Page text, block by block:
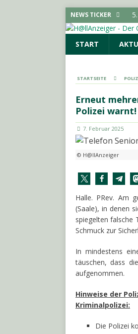
NEWS TICKER
START
STARTSEITE
Erneut
Polizei warnt!
7. Februar 2025
© H@llAnzeiger
Halle. PRev. Am
(Saale), in denen
spiegelten falsche
Schmuck zur
In mindestens
täuschen, dass
aufgenommen.
Hinweise der
Kriminalpolizei:
Die Polizei